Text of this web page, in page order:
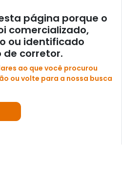
página porque o
comercializado,
ou identificado
de corretor.
ao que você procurou
ou volte para a nossa busca